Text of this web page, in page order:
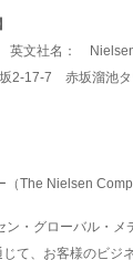
文社名： Nielsen
2-17-7 赤坂溜池タ
The Nielsen
ン・グローバル・
て、お客様のビジ